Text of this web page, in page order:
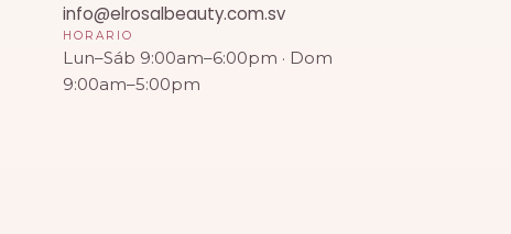
info@elrosalbeauty.com.sv
HORARIO
Lun–Sáb 9:00am–6:00pm · Dom
9:00am–5:00pm